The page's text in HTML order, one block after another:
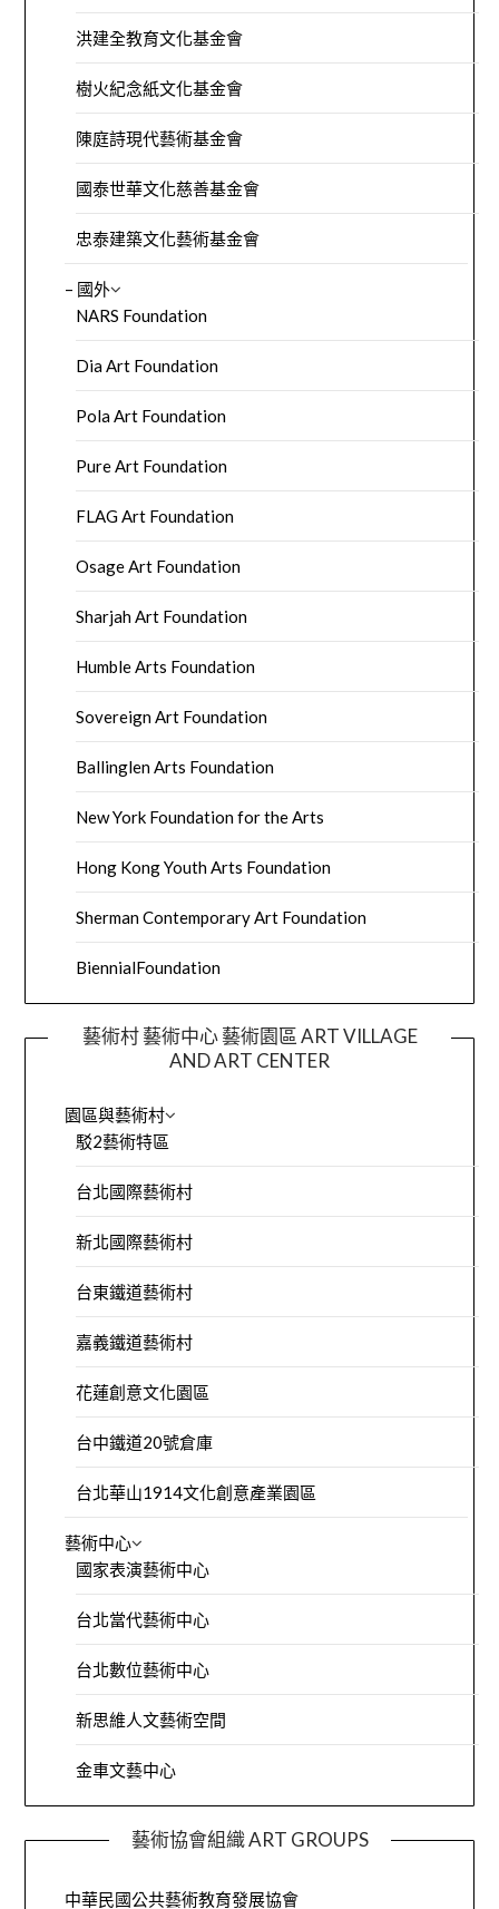
洪建全教育文化基金會
樹火紀念紙文化基金會
陳庭詩現代藝術基金會
國泰世華文化慈善基金會
忠泰建築文化藝術基金會
– 國外
NARS Foundation
Dia Art Foundation
Pola Art Foundation
Pure Art Foundation
FLAG Art Foundation
Osage Art Foundation
Sharjah Art Foundation
Humble Arts Foundation
Sovereign Art Foundation
Ballinglen Arts Foundation
New York Foundation for the Arts
Hong Kong Youth Arts Foundation
Sherman Contemporary Art Foundation
BiennialFoundation
藝術村 藝術中心 藝術園區 ART VILLAGE
AND ART CENTER
園區與藝術村
駁2藝術特區
台北國際藝術村
新北國際藝術村
台東鐵道藝術村
嘉義鐵道藝術村
花蓮創意文化園區
台中鐵道20號倉庫
台北華山1914文化創意產業園區
藝術中心
國家表演藝術中心
台北當代藝術中心
台北數位藝術中心
新思維人文藝術空間
金車文藝中心
藝術協會組織 ART GROUPS
中華民國公共藝術教育發展協會